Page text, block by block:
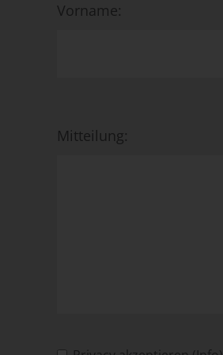
Vorname:
Mitteilung: